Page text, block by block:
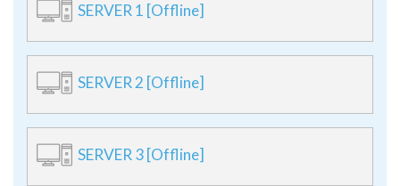
SERVER 1 [Offline]
SERVER 2 [Offline]
SERVER 3 [Offline]